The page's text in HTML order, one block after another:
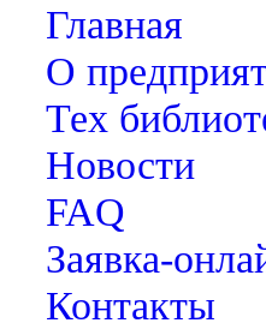
Главная
О
Тех
Новости
FAQ
Заявка-
Контакты